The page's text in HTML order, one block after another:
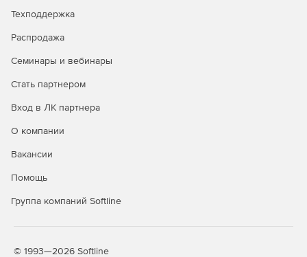
Техподдержка
Распродажа
Семинары и вебинары
Стать партнером
Вход в ЛК партнера
О компании
Вакансии
Помощь
Группа компаний Softline
© 1993—2026 Softline